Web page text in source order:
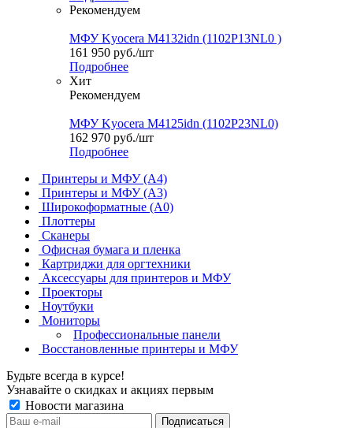
Рекомендуем
МФУ Kyocera M4132idn (1102P13NL0 )
161 950 руб./шт
Подробнее
Хит
Рекомендуем
МФУ Kyocera M4125idn (1102P23NL0)
162 970 руб./шт
Подробнее
Принтеры и МФУ (А4)
Принтеры и МФУ (А3)
Широкоформатные (А0)
Плоттеры
Сканеры
Офисная бумага и пленка
Картриджи для оргтехники
Аксессуары для принтеров и МФУ
Проекторы
Ноутбуки
Мониторы
Профессиональные панели
Восстановленные принтеры и МФУ
Будьте всегда в курсе!
Узнавайте о скидках и акциях первым
Новости магазина